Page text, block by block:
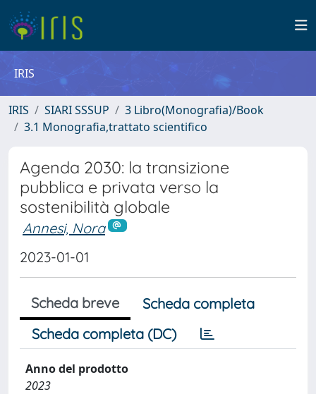
IRIS
IRIS SIARI SSSUP
3 Libro(Monografia)/Book
3.1 Monografia,trattato scientifico
Agenda 2030: la transizione
pubblica e privata verso la
sostenibilità globale
Annesi, Nora
2023-01-01
Scheda breve
Scheda completa
Scheda completa (DC)
Anno del prodotto
2023